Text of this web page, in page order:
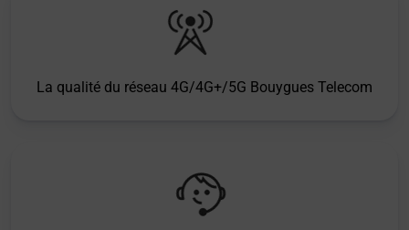
La qualité du réseau 4G/4G+/5G Bouygues Telecom